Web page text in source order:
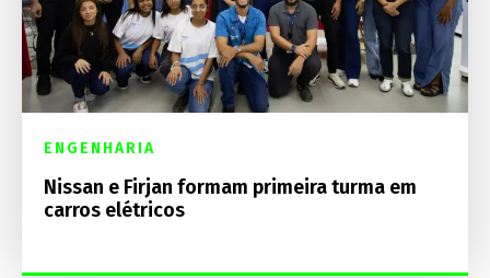
ENGENHARIA
Nissan e Firjan formam primeira turma em
carros elétricos